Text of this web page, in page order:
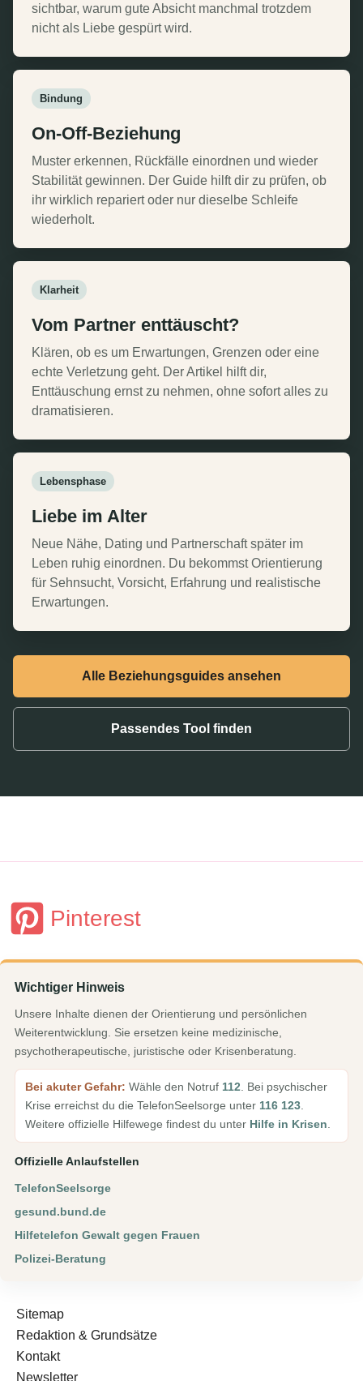
sichtbar, warum gute Absicht manchmal trotzdem
nicht als Liebe gespürt wird.
Bindung
On-Off-Beziehung
Muster erkennen, Rückfälle einordnen und wieder
Stabilität gewinnen. Der Guide hilft dir zu prüfen, ob
ihr wirklich repariert oder nur dieselbe Schleife
wiederholt.
Klarheit
Vom Partner enttäuscht?
Klären, ob es um Erwartungen, Grenzen oder eine
echte Verletzung geht. Der Artikel hilft dir,
Enttäuschung ernst zu nehmen, ohne sofort alles zu
dramatisieren.
Lebensphase
Liebe im Alter
Neue Nähe, Dating und Partnerschaft später im
Leben ruhig einordnen. Du bekommst Orientierung
für Sehnsucht, Vorsicht, Erfahrung und realistische
Erwartungen.
Alle Beziehungsguides ansehen
Passendes Tool finden
Pinterest
Wichtiger Hinweis
Unsere Inhalte dienen der Orientierung und persönlichen
Weiterentwicklung. Sie ersetzen keine medizinische,
psychotherapeutische, juristische oder Krisenberatung.
Bei akuter Gefahr: Wähle den Notruf 112 . Bei psychischer
Krise erreichst du die TelefonSeelsorge unter 116 123
Weitere offizielle Hilfewege findest du unter Hilfe in Krisen
Offizielle Anlaufstellen
TelefonSeelsorge
gesund.bund.de
Hilfetelefon Gewalt gegen Frauen
Polizei-Beratung
Sitemap
Redaktion & Grundsätze
Kontakt
Newsletter